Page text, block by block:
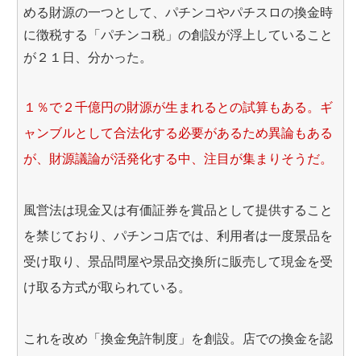
める財源の一つとして、パチンコやパチスロの換金時
に徴税する「パチンコ税」の創設が浮上していること
が２１日、分かった。
１％で２千億円の財源が生まれるとの試算もある。ギ
ャンブルとして合法化する必要があるため異論もある
が、財源議論が活発化する中、注目が集まりそうだ。
風営法は現金又は有価証券を賞品として提供すること
を禁じており、パチンコ店では、利用者は一度景品を
受け取り、景品問屋や景品交換所に販売して現金を受
け取る方式が取られている。
これを改め「換金免許制度」を創設。店での換金を認